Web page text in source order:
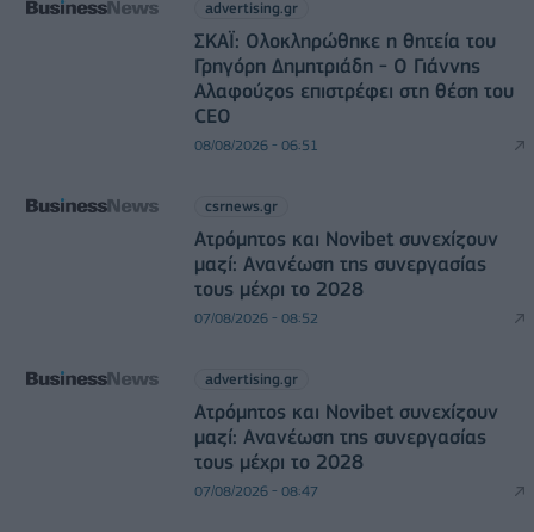
advertising.gr
ΣΚΑΪ: Ολοκληρώθηκε η θητεία του
Γρηγόρη Δημητριάδη - Ο Γιάννης
Αλαφούζος επιστρέφει στη θέση του
CEO
08/08/2026 - 06:51
csrnews.gr
Ατρόμητος και Novibet συνεχίζουν
μαζί: Ανανέωση της συνεργασίας
τους μέχρι το 2028
07/08/2026 - 08:52
advertising.gr
Ατρόμητος και Novibet συνεχίζουν
μαζί: Ανανέωση της συνεργασίας
τους μέχρι το 2028
07/08/2026 - 08:47